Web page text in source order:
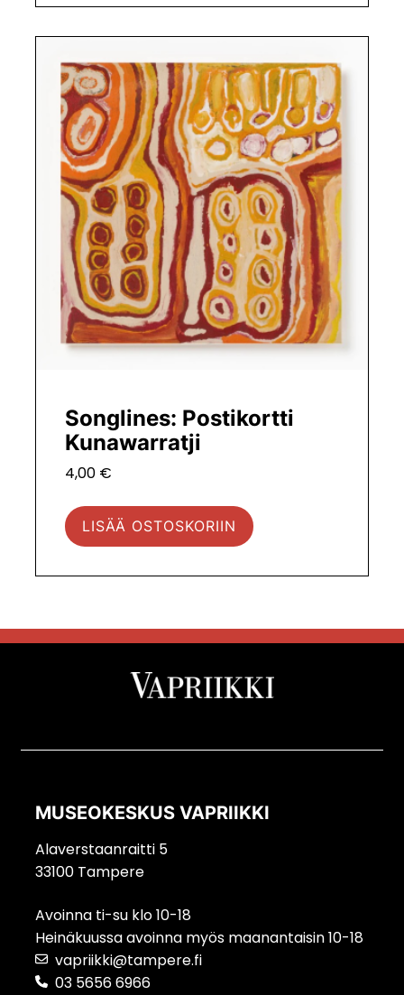
Songlines: Postikortti
Kunawarratji
4,00 €
LISÄÄ OSTOSKORIIN
MUSEOKESKUS VAPRIIKKI
Alaverstaanraitti 5
33100 Tampere
Avoinna ti-su klo 10-18
Heinäkuussa avoinna myös maanantaisin 10-18
vapriikki@tampere.fi
03 5656 6966